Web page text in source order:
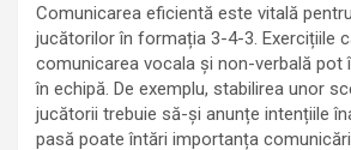
Comunicarea eficientă este vitală
jucătorilor în formația 3-4-3. Exercițiile
comunicarea vocala și non-verbală pot
în echipă. De exemplu, stabilirea unor
jucătorii trebuie să-și anunțe intențiile
pasă poate întări importanța